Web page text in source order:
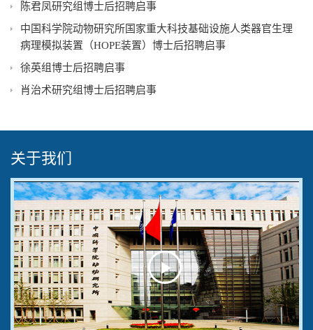
陈君凤研究组博士后招聘启事
中国科学院动物研究所国家重大科技基础设施人类器官生理
病理模拟装置（HOPE装置）博士后招聘启事
徐英组博士后招聘启事
肖治术研究组博士后招聘启事
关于我们
Play
Video